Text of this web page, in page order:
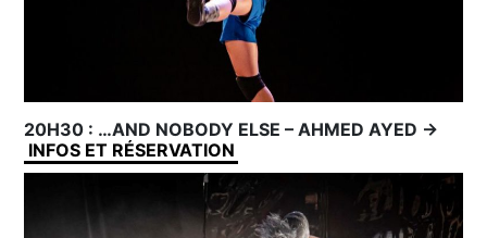
20H30 : …AND NOBODY ELSE – AHMED AYED →
INFOS ET RÉSERVATION